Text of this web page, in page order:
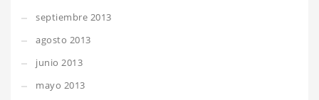
septiembre 2013
agosto 2013
junio 2013
mayo 2013